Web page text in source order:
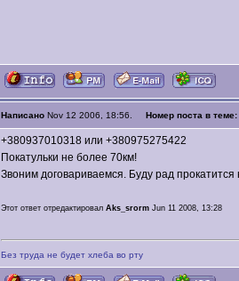
Написано Nov 12 2006, 18:56. Номер поста в теме:
+380937010318 или +380975275422
Покатульки не более 70км!
Звоним договариваемся. Буду рад прокатится
Этот ответ отредактировал Aks_srorm Jun 11 2008, 13:28
Без труда не будет хлеба во рту